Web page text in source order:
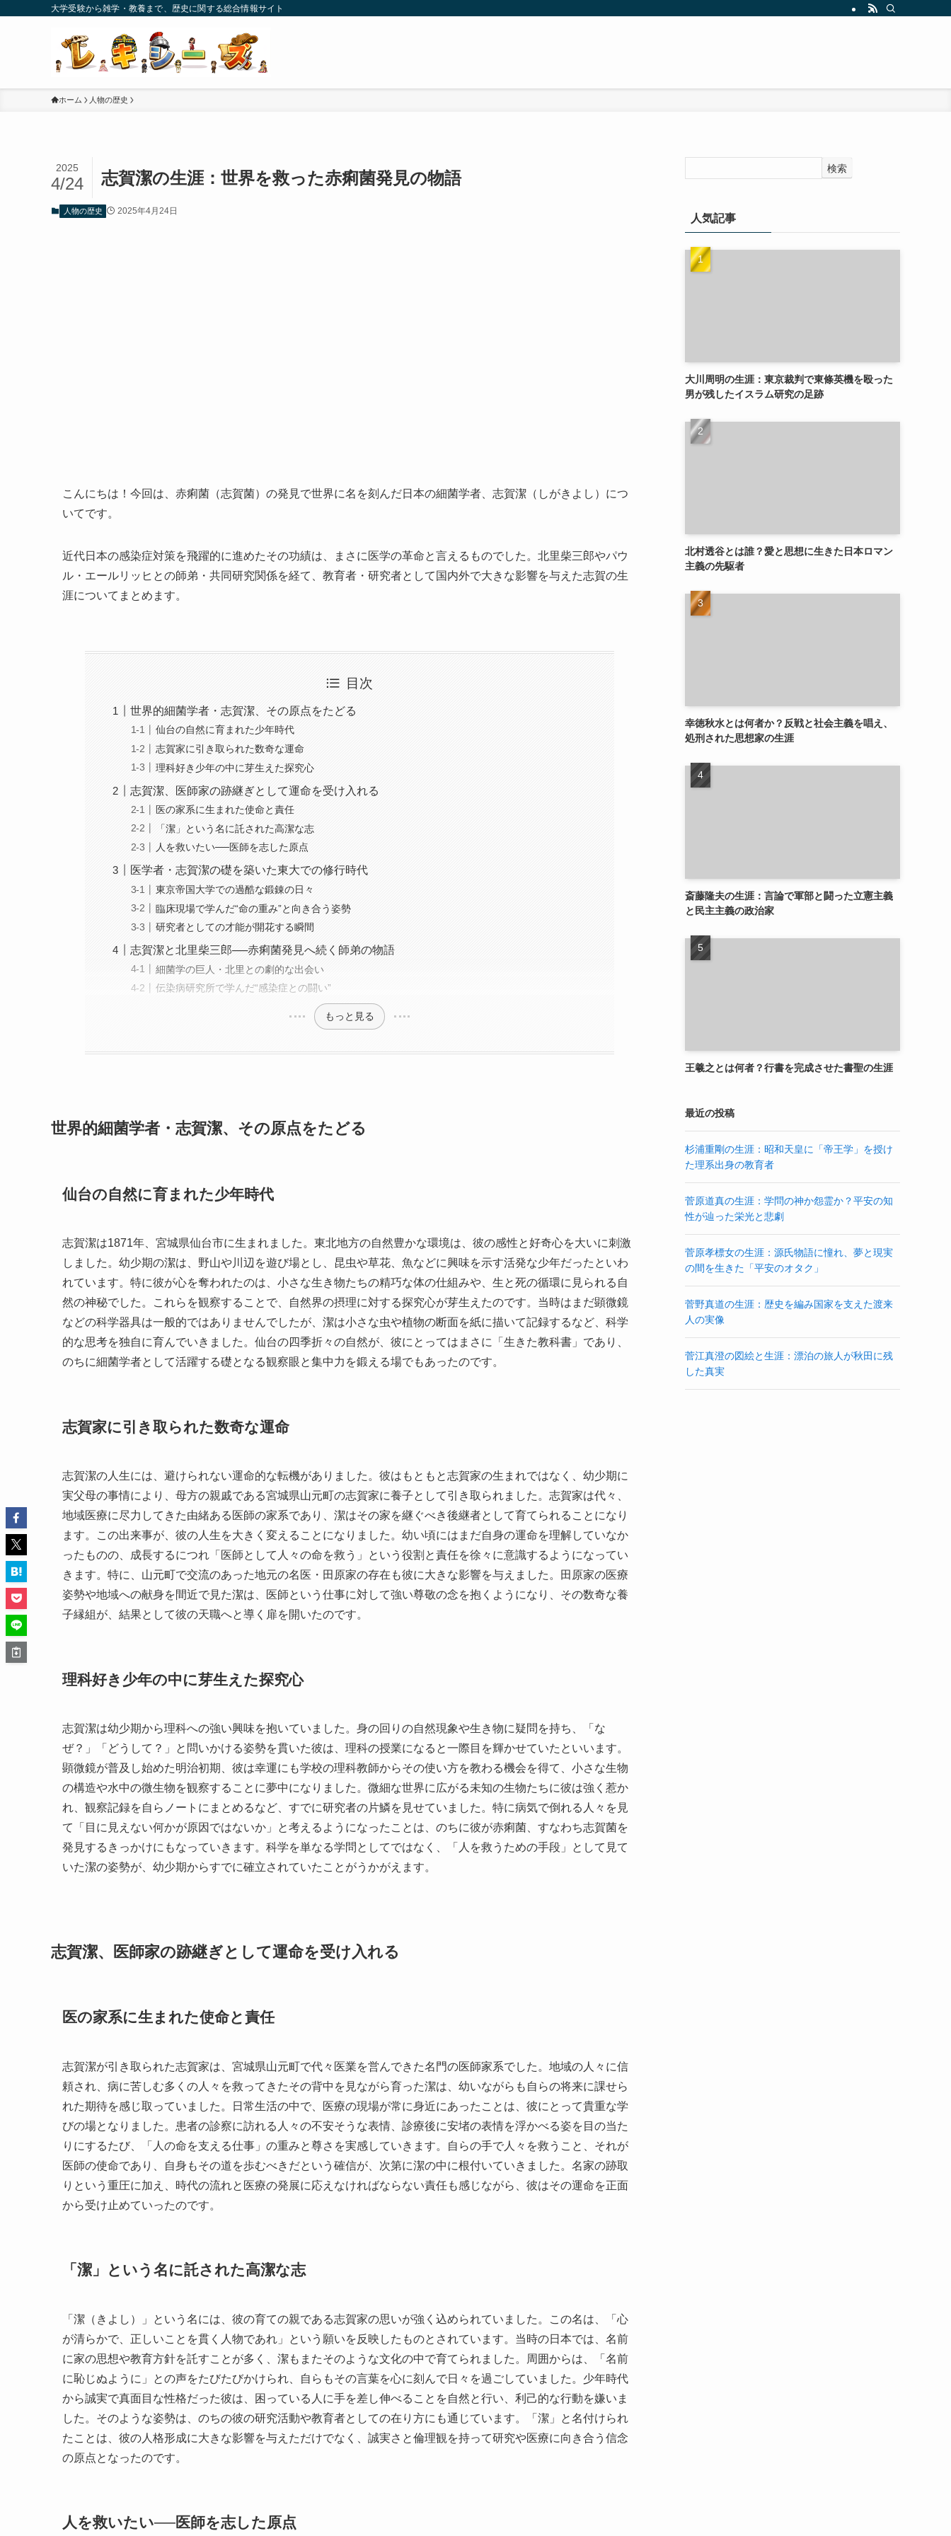
大学受験から雑学・教養まで、歴史に関する総合情報サイト
ホーム 人物の歴史
志賀潔の生涯：世界を救った赤痢菌発見の物語
2025
4/24
人物の歴史 2025年4月24日
こんにちは！今回は、赤痢菌（志賀菌）の発見で世界に名を刻んだ日本の細菌学者、志賀潔（しがきよし）につ
いてです。
近代日本の感染症対策を飛躍的に進めたその功績は、まさに医学の革命と言えるものでした。北里柴三郎やパウ
ル・エールリッヒとの師弟・共同研究関係を経て、教育者・研究者として国内外で大きな影響を与えた志賀の生
涯についてまとめます。
目次
世界的細菌学者・志賀潔、その原点をたどる
仙台の自然に育まれた少年時代
志賀家に引き取られた数奇な運命
理科好き少年の中に芽生えた探究心
志賀潔、医師家の跡継ぎとして運命を受け入れる
医の家系に生まれた使命と責任
「潔」という名に託された高潔な志
人を救いたい──医師を志した原点
医学者・志賀潔の礎を築いた東大での修行時代
東京帝国大学での過酷な鍛錬の日々
臨床現場で学んだ“命の重み”と向き合う姿勢
研究者としての才能が開花する瞬間
志賀潔と北里柴三郎──赤痢菌発見へ続く師弟の物語
細菌学の巨人・北里との劇的な出会い
伝染病研究所で学んだ“感染症との闘い”
もっと見る
世界的細菌学者・志賀潔、その原点をたどる
仙台の自然に育まれた少年時代
志賀潔は1871年、宮城県仙台市に生まれました。東北地方の自然豊かな環境は、彼の感性と好奇心を大いに刺激
しました。幼少期の潔は、野山や川辺を遊び場とし、昆虫や草花、魚などに興味を示す活発な少年だったといわ
れています。特に彼が心を奪われたのは、小さな生き物たちの精巧な体の仕組みや、生と死の循環に見られる自
然の神秘でした。これらを観察することで、自然界の摂理に対する探究心が芽生えたのです。当時はまだ顕微鏡
などの科学器具は一般的ではありませんでしたが、潔は小さな虫や植物の断面を紙に描いて記録するなど、科学
的な思考を独自に育んでいきました。仙台の四季折々の自然が、彼にとってはまさに「生きた教科書」であり、
のちに細菌学者として活躍する礎となる観察眼と集中力を鍛える場でもあったのです。
志賀家に引き取られた数奇な運命
志賀潔の人生には、避けられない運命的な転機がありました。彼はもともと志賀家の生まれではなく、幼少期に
実父母の事情により、母方の親戚である宮城県山元町の志賀家に養子として引き取られました。志賀家は代々、
地域医療に尽力してきた由緒ある医師の家系であり、潔はその家を継ぐべき後継者として育てられることになり
ます。この出来事が、彼の人生を大きく変えることになりました。幼い頃にはまだ自身の運命を理解していなか
ったものの、成長するにつれ「医師として人々の命を救う」という役割と責任を徐々に意識するようになってい
きます。特に、山元町で交流のあった地元の名医・田原家の存在も彼に大きな影響を与えました。田原家の医療
姿勢や地域への献身を間近で見た潔は、医師という仕事に対して強い尊敬の念を抱くようになり、その数奇な養
子縁組が、結果として彼の天職へと導く扉を開いたのです。
理科好き少年の中に芽生えた探究心
志賀潔は幼少期から理科への強い興味を抱いていました。身の回りの自然現象や生き物に疑問を持ち、「な
ぜ？」「どうして？」と問いかける姿勢を貫いた彼は、理科の授業になると一際目を輝かせていたといいます。
顕微鏡が普及し始めた明治初期、彼は幸運にも学校の理科教師からその使い方を教わる機会を得て、小さな生物
の構造や水中の微生物を観察することに夢中になりました。微細な世界に広がる未知の生物たちに彼は強く惹か
れ、観察記録を自らノートにまとめるなど、すでに研究者の片鱗を見せていました。特に病気で倒れる人々を見
て「目に見えない何かが原因ではないか」と考えるようになったことは、のちに彼が赤痢菌、すなわち志賀菌を
発見するきっかけにもなっていきます。科学を単なる学問としてではなく、「人を救うための手段」として見て
いた潔の姿勢が、幼少期からすでに確立されていたことがうかがえます。
志賀潔、医師家の跡継ぎとして運命を受け入れる
医の家系に生まれた使命と責任
志賀潔が引き取られた志賀家は、宮城県山元町で代々医業を営んできた名門の医師家系でした。地域の人々に信
頼され、病に苦しむ多くの人々を救ってきたその背中を見ながら育った潔は、幼いながらも自らの将来に課せら
れた期待を感じ取っていました。日常生活の中で、医療の現場が常に身近にあったことは、彼にとって貴重な学
びの場となりました。患者の診察に訪れる人々の不安そうな表情、診療後に安堵の表情を浮かべる姿を目の当た
りにするたび、「人の命を支える仕事」の重みと尊さを実感していきます。自らの手で人々を救うこと、それが
医師の使命であり、自身もその道を歩むべきだという確信が、次第に潔の中に根付いていきました。名家の跡取
りという重圧に加え、時代の流れと医療の発展に応えなければならない責任も感じながら、彼はその運命を正面
から受け止めていったのです。
「潔」という名に託された高潔な志
「潔（きよし）」という名には、彼の育ての親である志賀家の思いが強く込められていました。この名は、「心
が清らかで、正しいことを貫く人物であれ」という願いを反映したものとされています。当時の日本では、名前
に家の思想や教育方針を託すことが多く、潔もまたそのような文化の中で育てられました。周囲からは、「名前
に恥じぬように」との声をたびたびかけられ、自らもその言葉を心に刻んで日々を過ごしていました。少年時代
から誠実で真面目な性格だった彼は、困っている人に手を差し伸べることを自然と行い、利己的な行動を嫌いま
した。そのような姿勢は、のちの彼の研究活動や教育者としての在り方にも通じています。「潔」と名付けられ
たことは、彼の人格形成に大きな影響を与えただけでなく、誠実さと倫理観を持って研究や医療に向き合う信念
の原点となったのです。
人を救いたい──医師を志した原点
検索
人気記事
大川周明の生涯：東京裁判で東條英機を殴った
男が残したイスラム研究の足跡
北村透谷とは誰？愛と思想に生きた日本ロマン
主義の先駆者
幸徳秋水とは何者か？反戦と社会主義を唱え、
処刑された思想家の生涯
斎藤隆夫の生涯：言論で軍部と闘った立憲主義
と民主主義の政治家
王羲之とは何者？行書を完成させた書聖の生涯
最近の投稿
杉浦重剛の生涯：昭和天皇に「帝王学」を授け
た理系出身の教育者
菅原道真の生涯：学問の神か怨霊か？平安の知
性が辿った栄光と悲劇
菅原孝標女の生涯：源氏物語に憧れ、夢と現実
の間を生きた「平安のオタク」
菅野真道の生涯：歴史を編み国家を支えた渡来
人の実像
菅江真澄の図絵と生涯：漂泊の旅人が秋田に残
した真実